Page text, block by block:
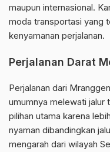
maupun internasional.
moda transportasi yang
kenyamanan perjalanan.
Perjalanan Darat
Perjalanan dari
umumnya melewati jalur
pilihan utama karena
nyaman dibandingkan
mengarah dari wilayah